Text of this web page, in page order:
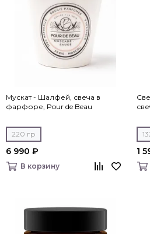
Мускат - Шалфей, свеча в
фарфоре, Pour de Beau
220 гр
6 990 ₽
В корзину
1